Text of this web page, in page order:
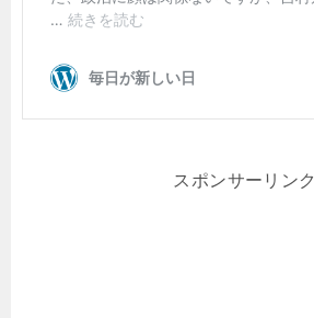
スポンサーリンク